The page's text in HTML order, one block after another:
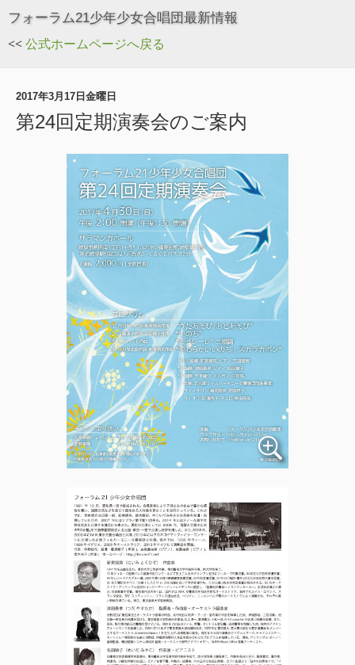
フォーラム21少年少女合唱団最新情報
<<公式ホームページへ戻る
2017年3月17日金曜日
第24回定期演奏会のご案内